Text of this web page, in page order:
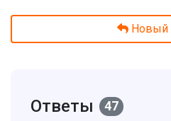
Новый
Ответы 47